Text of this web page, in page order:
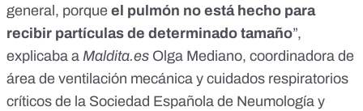
general, porque el pulmón no está hecho para
recibir partículas de determinado tamaño”,
explicaba a Maldita.es Olga Mediano, coordinadora de
área de ventilación mecánica y cuidados respiratorios
críticos de la Sociedad Española de Neumología y